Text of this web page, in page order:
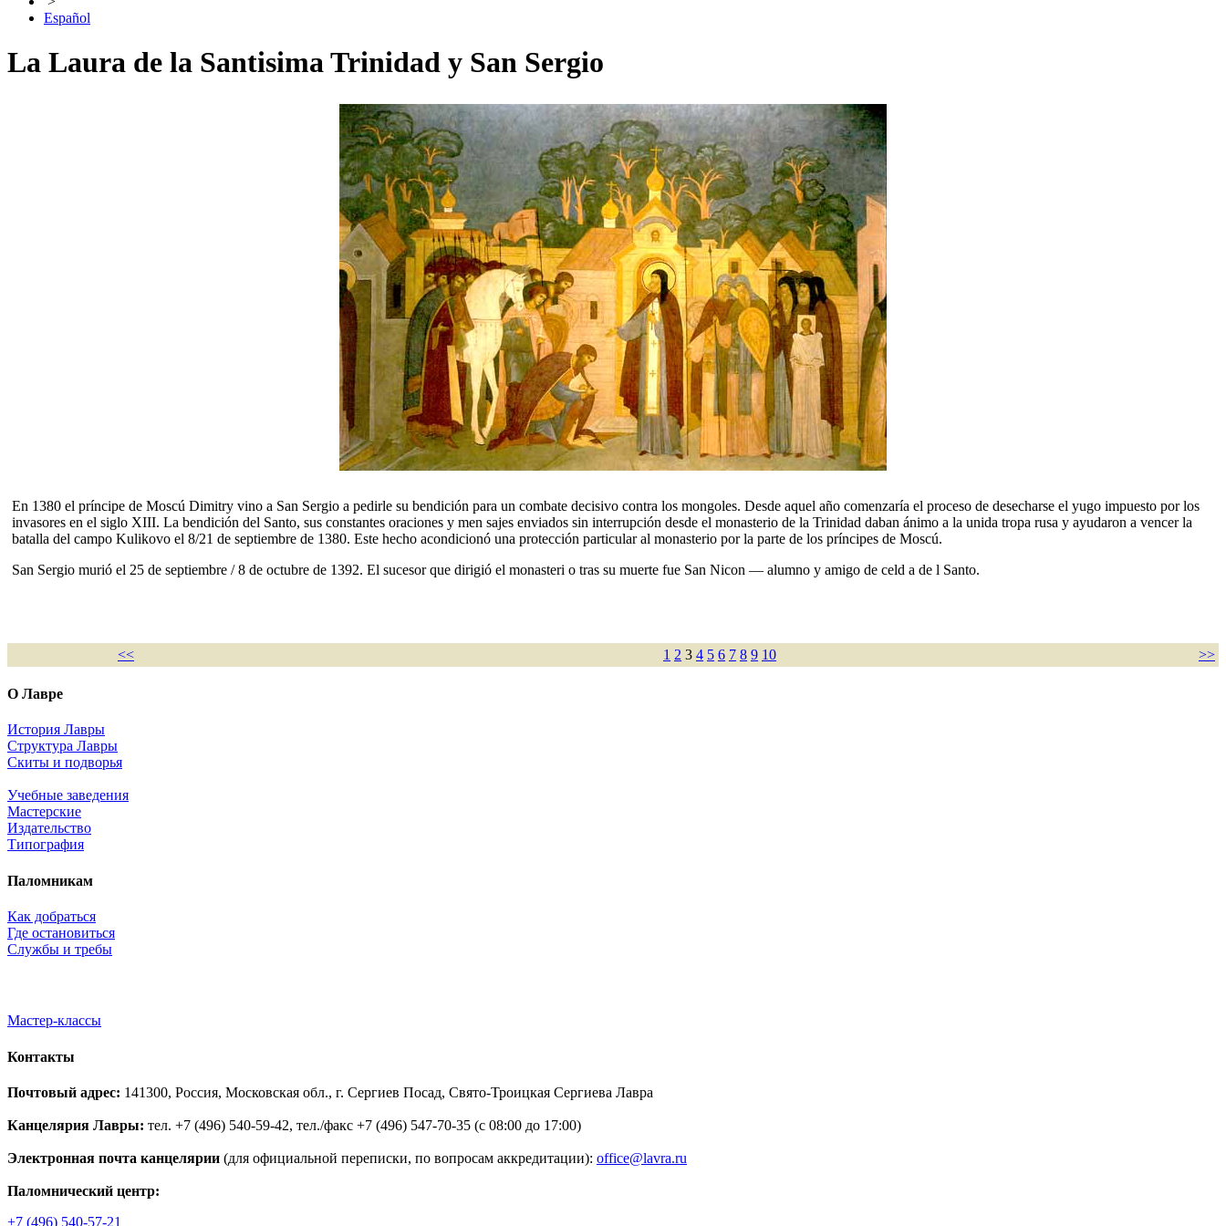
Español
La Laura de la Santisima Trinidad y San Sergio
En 1380 el príncipe de Moscú Dimitry vino a San Sergio a pedirle su bendición para un combate decisivo contra los mongoles. Desde aquel año comenzaría el proceso de desecharse el yugo impuesto por los
invasores en el siglo XIII. La bendición del Santo, sus constantes oraciones y men sajes enviados sin interrupción desde el monasterio de la Trinidad daban ánimo a la unida tropa rusa y ayudaron a vencer la
batalla del campo Kulikovo el 8/21 de septiembre de 1380. Este hecho acondicionó una protección particular al monasterio por la parte de los príncipes de Moscú.
San Sergio murió el 25 de septiembre / 8 de octubre de 1392. El sucesor que dirigió el monasteri o tras su muerte fue San Nicon — alumno y amigo de celd a de l Santo.
<< 1 2 3 4 5 6 7 8 9 10 >>
О Лавре
История Лавры
Структура Лавры
Скиты и подворья
Учебные заведения
Мастерские
Издательство
Типография
Паломникам
Как добраться
Где остановиться
Службы и требы
Мастер-классы
Контакты
Почтовый адрес: 141300, Россия, Московская обл., г. Сергиев Посад, Свято-Троицкая Сергиева Лавра
Канцелярия Лавры: тел. +7 (496) 540-59-42, тел./факс +7 (496) 547-70-35 (с 08:00 до 17:00)
Электронная почта канцелярии (для официальной переписки, по вопросам аккредитации): office@lavra.ru
Паломнический центр:
+7 (496) 540-57-21